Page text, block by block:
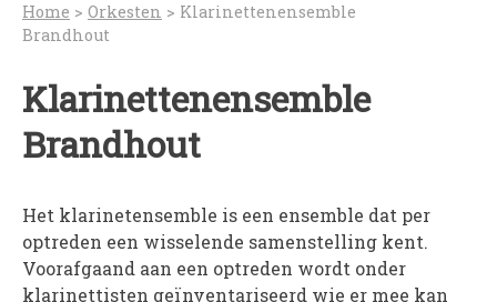
HOV-B
HOV-D
Bloaskapel Vleuten
Saxofoonkwartet Hova Zembla
Klarinettenensemble Brandhout
Home > Orkesten > Klarinettenensemble
Brandhout
Klarinettenensemble
Brandhout
Het klarinetensemble is een ensemble dat per
optreden een wisselende samenstelling kent.
Voorafgaand aan een optreden wordt onder
klarinettisten geïnventariseerd wie er mee kan